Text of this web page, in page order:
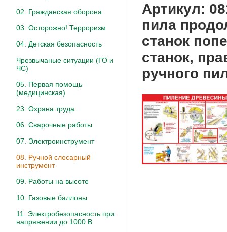
02. Гражданская оборона
03. Осторожно! Терроризм
04. Детская безопасность
Чрезвычаные ситуации (ГО и
ЧС)
05. Первая помощь
(медицинская)
23. Охрана труда
06. Сварочные работы
07. Электроинструмент
08. Ручной слесарный
инструмент
09. Работы на высоте
10. Газовые баллоны
11. Электробезопасность при
напряжении до 1000 В
Артикул:
пила
станок
станок,
ручного